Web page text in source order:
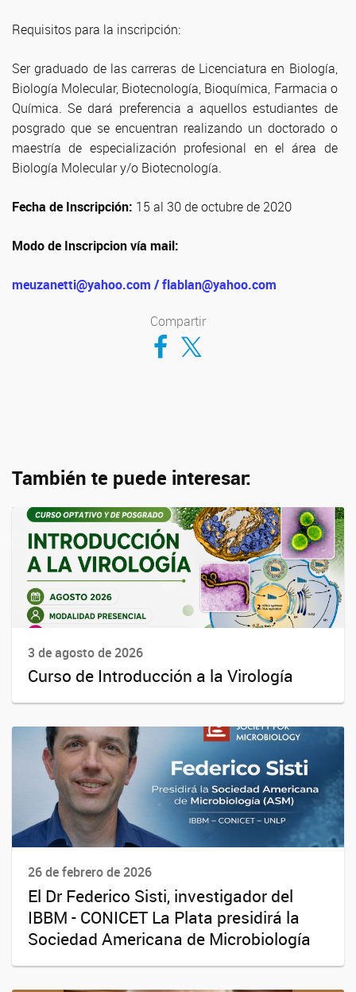
Requisitos para la inscripción:
Ser graduado de las carreras de Licenciatura en Biología,
Biología Molecular, Biotecnología, Bioquímica, Farmacia o
Química. Se dará preferencia a aquellos estudiantes de
posgrado que se encuentran realizando un doctorado o
maestría de especialización profesional en el área de
Biología Molecular y/o Biotecnología.
Fecha de Inscripción: 15 al 30 de octubre de 2020
Modo de Inscripcion vía mail:
meuzanetti@yahoo.com / flablan@yahoo.com
Compartir
Compartir en Facebook
Compartir en Twitter
También te puede interesar:
3 de agosto de 2026
Curso de Introducción a la Virología
26 de febrero de 2026
El Dr Federico Sisti, investigador del
IBBM - CONICET La Plata presidirá la
Sociedad Americana de Microbiología